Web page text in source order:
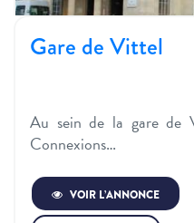
Gare de Vittel
Au sein de la gare de
Connexions…
VOIR L’ANNONCE